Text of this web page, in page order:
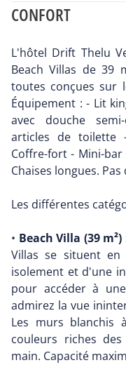
CONFORT
L'hôtel Drift Thelu
Beach Villas de 39
toutes conçues sur
Équipement : - Lit
avec douche
articles de toilette
Coffre-fort - Mini-bar
Chaises longues.
Les différentes
• Beach Villa (39 m²)
Villas se situent
isolement et d'une
pour accéder à
admirez la vue
Les murs blanchis
couleurs riches
main. Capacité